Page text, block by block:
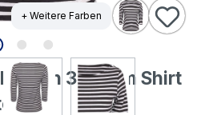
+ Weitere Farben
3/4 Arm Shirt